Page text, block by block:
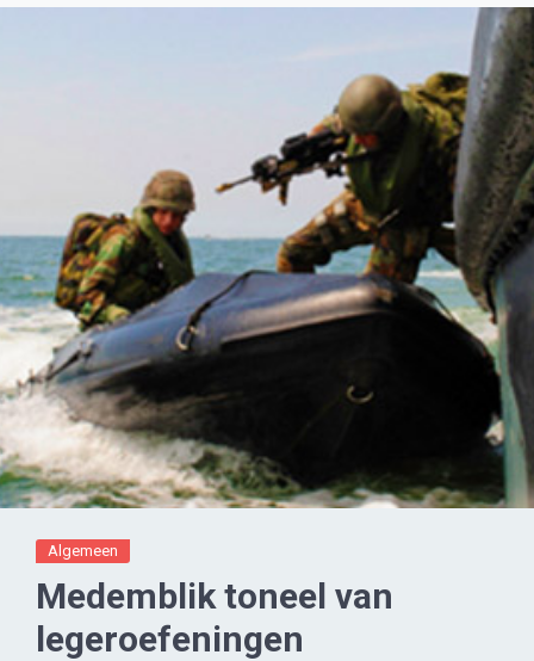
Algemeen
Medemblik toneel van
legeroefeningen